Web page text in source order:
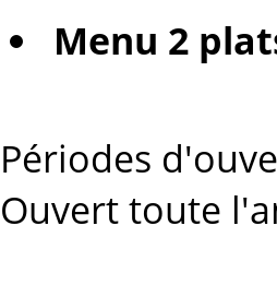
Menu 2
Périodes
Ouvert toute